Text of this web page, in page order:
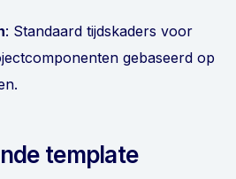
: Standaard tijdskaders voor
gebaseerd op
template